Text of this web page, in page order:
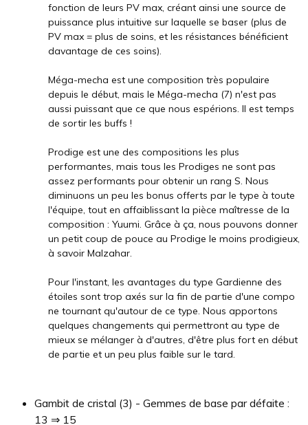
fonction de leurs PV max, créant ainsi une source de
puissance plus intuitive sur laquelle se baser (plus de
PV max = plus de soins, et les résistances bénéficient
davantage de ces soins).
Méga-mecha est une composition très populaire
depuis le début, mais le Méga-mecha (7) n'est pas
aussi puissant que ce que nous espérions. Il est temps
de sortir les buffs !
Prodige est une des compositions les plus
performantes, mais tous les Prodiges ne sont pas
assez performants pour obtenir un rang S. Nous
diminuons un peu les bonus offerts par le type à toute
l'équipe, tout en affaiblissant la pièce maîtresse de la
composition : Yuumi. Grâce à ça, nous pouvons donner
un petit coup de pouce au Prodige le moins prodigieux,
à savoir Malzahar.
Pour l'instant, les avantages du type Gardienne des
étoiles sont trop axés sur la fin de partie d'une compo
ne tournant qu'autour de ce type. Nous apportons
quelques changements qui permettront au type de
mieux se mélanger à d'autres, d'être plus fort en début
de partie et un peu plus faible sur le tard.
Gambit de cristal (3) - Gemmes de base par défaite :
13 ⇒ 15